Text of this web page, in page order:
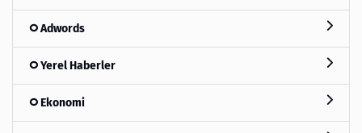
Adwords
Yerel Haberler
Ekonomi